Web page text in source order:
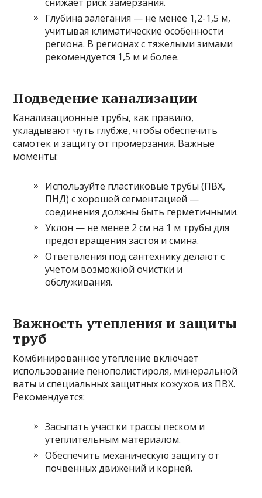
Глубина залегания — не менее 1,2-1,5 м,
учитывая климатические особенности
региона. В регионах с тяжелыми зимами
рекомендуется 1,5 м и более.
Подведение канализации
Канализационные трубы, как правило,
укладывают чуть глубже, чтобы обеспечить
самотек и защиту от промерзания. Важные
моменты:
Используйте пластиковые трубы (ПВХ,
ПНД) с хорошей сегментацией —
соединения должны быть герметичными.
Уклон — не менее 2 см на 1 м трубы для
предотвращения застоя и смина.
Ответвления под сантехнику делают с
учетом возможной очистки и
обслуживания.
Важность утепления и защиты
труб
Комбинированное утепление включает
использование пенополистироля, минеральной
ваты и специальных защитных кожухов из ПВХ.
Рекомендуется:
Засыпать участки трассы песком и
утеплительным материалом.
Обеспечить механическую защиту от
почвенных движений и корней.